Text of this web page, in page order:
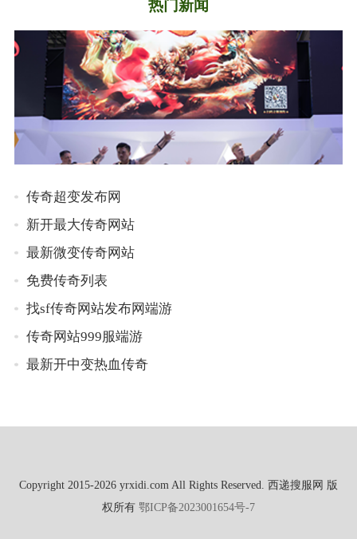
热门新闻
传奇超变发布网
新开最大传奇网站
最新微变传奇网站
免费传奇列表
找sf传奇网站发布网端游
传奇网站999服端游
最新开中变热血传奇
Copyright 2015-2026 yrxidi.com All Rights Reserved. 西递搜服网 版
权所有 鄂ICP备2023001654号-7